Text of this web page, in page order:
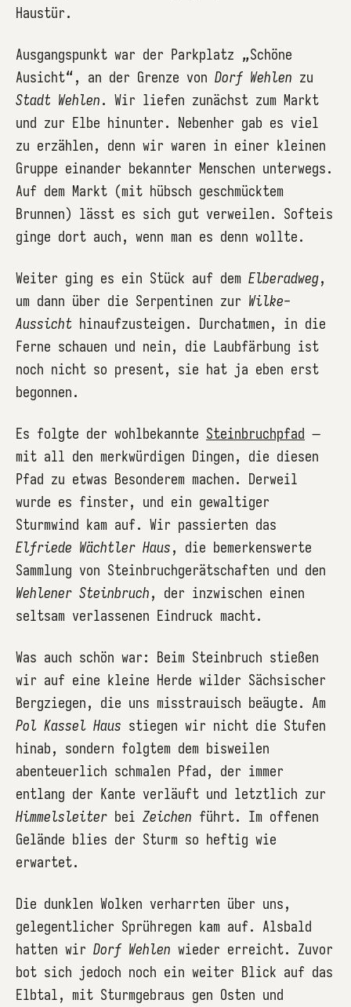
Haustür.
Ausgangspunkt war der Parkplatz „Schöne
Ausicht“, an der Grenze von Dorf Wehlen zu
Stadt Wehlen. Wir liefen zunächst zum Markt
und zur Elbe hinunter. Nebenher gab es viel
zu erzählen, denn wir waren in einer kleinen
Gruppe einander bekannter Menschen unterwegs.
Auf dem Markt (mit hübsch geschmücktem
Brunnen) lässt es sich gut verweilen. Softeis
ginge dort auch, wenn man es denn wollte.
Weiter ging es ein Stück auf dem Elberadweg,
um dann über die Serpentinen zur Wilke-
Aussicht hinaufzusteigen. Durchatmen, in die
Ferne schauen und nein, die Laubfärbung ist
noch nicht so present, sie hat ja eben erst
begonnen.
Es folgte der wohlbekannte Steinbruchpfad –
mit all den merkwürdigen Dingen, die diesen
Pfad zu etwas Besonderem machen. Derweil
wurde es finster, und ein gewaltiger
Sturmwind kam auf. Wir passierten das
Elfriede Wächtler Haus, die bemerkenswerte
Sammlung von Steinbruchgerätschaften und den
Wehlener Steinbruch, der inzwischen einen
seltsam verlassenen Eindruck macht.
Was auch schön war: Beim Steinbruch stießen
wir auf eine kleine Herde wilder Sächsischer
Bergziegen, die uns misstrauisch beäugte. Am
Pol Kassel Haus stiegen wir nicht die Stufen
hinab, sondern folgtem dem bisweilen
abenteuerlich schmalen Pfad, der immer
entlang der Kante verläuft und letztlich zur
Himmelsleiter bei Zeichen führt. Im offenen
Gelände blies der Sturm so heftig wie
erwartet.
Die dunklen Wolken verharrten über uns,
gelegentlicher Sprühregen kam auf. Alsbald
hatten wir Dorf Wehlen wieder erreicht. Zuvor
bot sich jedoch noch ein weiter Blick auf das
Elbtal, mit Sturmgebraus gen Osten und